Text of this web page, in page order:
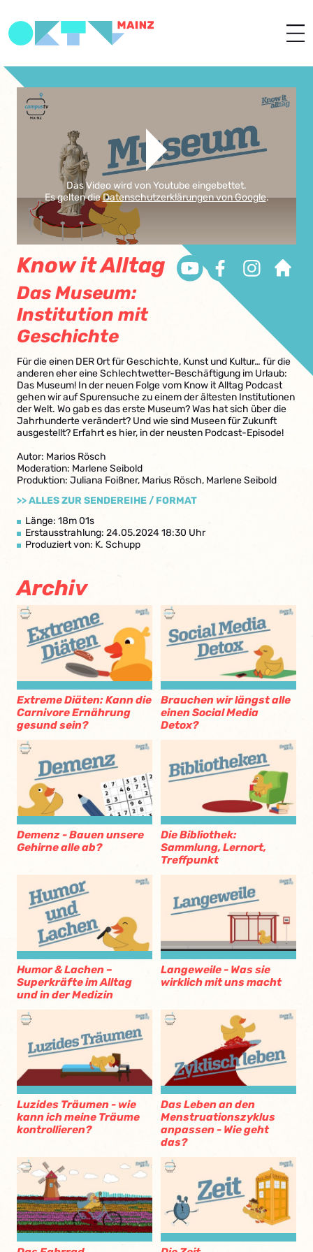
Das Video wird von Youtube eingebettet.
Es gelten dieDatenschutzerklärungen von Google.
Know it Alltag
Das Museum:
Institution mit
Geschichte
Für die einen DER Ort für Geschichte, Kunst und Kultur… für die
anderen eher eine Schlechtwetter-Beschäftigung im Urlaub:
Das Museum! In der neuen Folge vom Know it Alltag Podcast
gehen wir auf Spurensuche zu einem der ältesten Institutionen
der Welt. Wo gab es das erste Museum? Was hat sich über die
Jahrhunderte verändert? Und wie sind Museen für Zukunft
ausgestellt? Erfahrt es hier, in der neusten Podcast-Episode!
Autor: Marios Rösch
Moderation: Marlene Seibold
Produktion: Juliana Foißner, Marius Rösch, Marlene Seibold
>> ALLES ZUR SENDEREIHE / FORMAT
Länge: 18m 01s
Erstausstrahlung: 24.05.2024 18:30 Uhr
Produziert von: K. Schupp
Archiv
Extreme Diäten: Kann die
Carnivore Ernährung
gesund sein?
Brauchen wir längst alle
einen Social Media
Detox?
Demenz - Bauen unsere
Gehirne alle ab?
Die Bibliothek:
Sammlung, Lernort,
Treffpunkt
Humor & Lachen –
Superkräfte im Alltag
und in der Medizin
Langeweile - Was sie
wirklich mit uns macht
Luzides Träumen - wie
kann ich meine Träume
kontrollieren?
Das Leben an den
Menstruationszyklus
anpassen - Wie geht
das?